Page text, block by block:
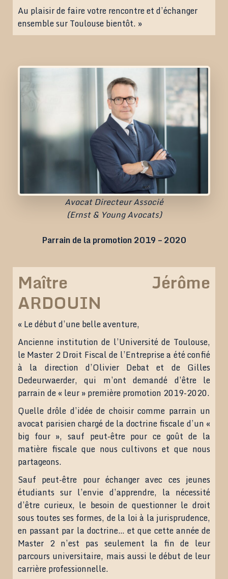
Au plaisir de faire votre rencontre et d’échanger
ensemble sur Toulouse bientôt. »
Maître Jérôme
ARDOUIN
« Le début d’une belle aventure,
Ancienne institution de l’Université de Toulouse,
le Master 2 Droit Fiscal de l’Entreprise a été confié
à la direction d’Olivier Debat et de Gilles
Dedeurwaerder, qui m’ont demandé d’être le
parrain de « leur » première promotion 2019-2020.
Quelle drôle d’idée de choisir comme parrain un
avocat parisien chargé de la doctrine fiscale d’un «
big four », sauf peut-être pour ce goût de la
matière fiscale que nous cultivons et que nous
partageons.
Sauf peut-être pour échanger avec ces jeunes
étudiants sur l’envie d’apprendre, la nécessité
d’être curieux, le besoin de questionner le droit
sous toutes ses formes, de la loi à la jurisprudence,
en passant par la doctrine… et que cette année de
Master 2 n’est pas seulement la fin de leur
parcours universitaire, mais aussi le début de leur
carrière professionnelle.
Avocat Directeur Associé
(Ernst & Young Avocats)
Parrain de la promotion 2019 – 2020